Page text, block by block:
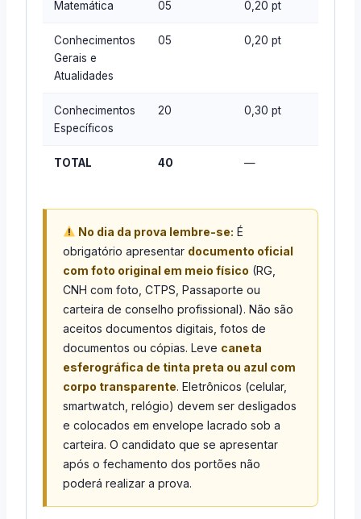
Matemática 05 0,20 pt
Conhecimentos
Gerais e
Atualidades
05 0,20 pt
Conhecimentos
Específicos
20 0,30 pt
TOTAL 40 —
No dia da prova lembre-se: É
obrigatório apresentar documento oficial
com foto original em meio físico (RG,
CNH com foto, CTPS, Passaporte ou
carteira de conselho profissional). Não são
aceitos documentos digitais, fotos de
documentos ou cópias. Leve caneta
esferográfica de tinta preta ou azul com
corpo transparente. Eletrônicos (celular,
smartwatch, relógio) devem ser desligados
e colocados em envelope lacrado sob a
carteira. O candidato que se apresentar
após o fechamento dos portões não
poderá realizar a prova.